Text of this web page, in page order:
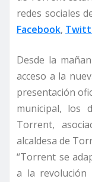
redes sociales
Facebook,
Desde la
acceso a la
presentación
municipal, los
Torrent,
alcaldesa de
“Torrent se
a la revolución